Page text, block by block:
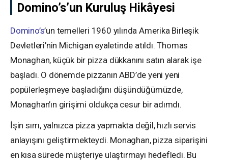
Domino’s’un Kuruluş Hikâyesi
Domino’s’un temelleri 1960 yılında Amerika Birleşik
Devletleri’nin Michigan eyaletinde atıldı. Thomas
Monaghan, küçük bir pizza dükkanını satın alarak işe
başladı. O dönemde pizzanın ABD’de yeni yeni
popülerleşmeye başladığını düşündüğümüzde,
Monaghan’ın girişimi oldukça cesur bir adımdı.
İşin sırrı, yalnızca pizza yapmakta değil, hızlı servis
anlayışını geliştirmekteydi. Monaghan, pizza siparişini
en kısa sürede müşteriye ulaştırmayı hedefledi. Bu